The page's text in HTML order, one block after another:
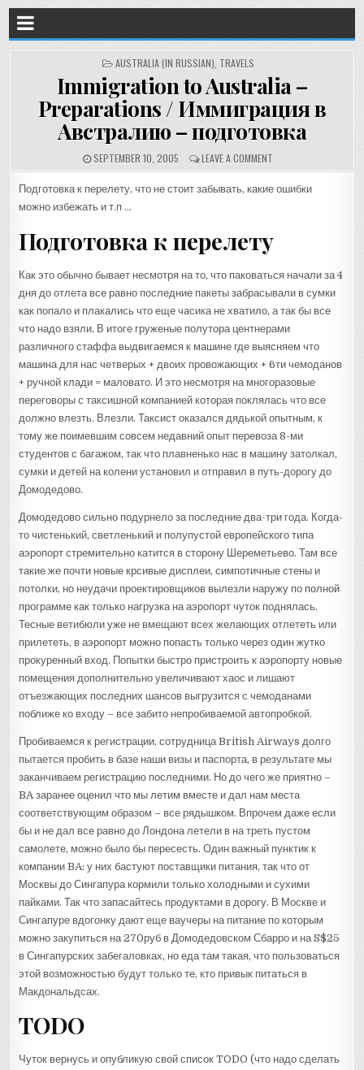
POSTED
AUSTRALIA (IN RUSSIAN) TRAVELS
Immigration to Australia –
Preparations / Иммиграция в
Австралию – подготовка
SEPTEMBER 10, 2005 LEAVE A COMMENT
Подготовка к перелету, что не стоит забывать, какие ошибки
можно избежать и т.п …
Подготовка к перелету
Как это обычно бывает несмотря на то, что паковаться начали за 4
дня до отлета все равно последние пакеты забрасывали в сумки
как попало и плакались что еще часика не хватило, а так бы все
что надо взяли. В итоге груженые полутора центнерами
различного стаффа выдвигаемся к машине где выясняем что
машина для нас четверых + двоих провожающих + 6ти чемоданов
+ ручной клади = маловато. И это несмотря на многоразовые
переговоры с таксишной компанией которая поклялась что все
должно влезть. Влезли. Таксист оказался дядькой опытным, к
тому же поимевшим совсем недавний опыт перевоза 8-ми
студентов с багажом, так что плавненько нас в машину затолкал,
сумки и детей на колени установил и отправил в путь-дорогу до
Домодедово.
Домодедово сильно подурнело за последние два-три года. Когда-
то чистенький, светленький и полупустой европейского типа
аэропорт стремительно катится в сторону Шереметьево. Там все
такие же почти новые крсивые дисплеи, симпотичные стены и
потолки, но неудачи проектировщиков вылезли наружу по полной
программе как только нагрузка на аэропорт чуток поднялась.
Тесные ветибюли уже не вмещают всех желающих отлететь или
прилететь, в аэропорт можно попасть только через один жутко
прокуренный вход. Попытки быстро пристроить к аэропорту новые
помещения дополнительно увеличивают хаос и лишают
отъезжающих последних шансов выгрузится с чемоданами
поближе ко входу – все забито непробиваемой автопробкой.
Пробиваемся к регистрации, сотрудница British Airways долго
пытается пробить в базе наши визы и паспорта, в результате мы
заканчиваем регистрацию последними. Но до чего же приятно –
BA заранее оценил что мы летим вместе и дал нам места
соответствующим образом – все рядышком. Впрочем даже если
бы и не дал все равно до Лондона летели в на треть пустом
самолете, можно было бы пересесть. Один важный пунктик к
компании BA: у них бастуют поставщики питания, так что от
Москвы до Сингапура кормили только холодными и сухими
пайками. Так что запасайтесь продуктами в дорогу. В Москве и
Сингапуре вдогонку дают еще ваучеры на питание по которым
можно закупиться на 270руб в Домодедовском Сбарро и на S$25
в Сингапурских забегаловках, но еда там такая, что пользоваться
этой возможностью будут только те, кто привык питаться в
Макдональдсах.
TODO
Чуток вернусь и опубликую свой список TODO (что надо сделать